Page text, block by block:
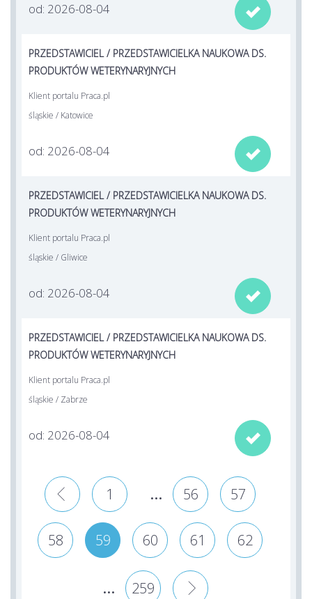
od: 2026-08-04 
PRZEDSTAWICIEL / PRZEDSTAWICIELKA NAUKOWA DS.
PRODUKTÓW WETERYNARYJNYCH
Klient portalu Praca.pl
śląskie / Katowice
od: 2026-08-04 
PRZEDSTAWICIEL / PRZEDSTAWICIELKA NAUKOWA DS.
PRODUKTÓW WETERYNARYJNYCH
Klient portalu Praca.pl
śląskie / Gliwice
od: 2026-08-04 
PRZEDSTAWICIEL / PRZEDSTAWICIELKA NAUKOWA DS.
PRODUKTÓW WETERYNARYJNYCH
Klient portalu Praca.pl
śląskie / Zabrze
od: 2026-08-04 
1 ... 56 57
58 59 60 61 62
... 259